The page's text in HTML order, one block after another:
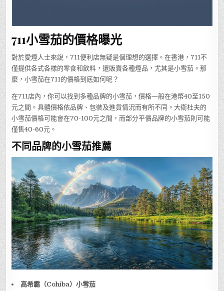
711小雪茄的價格曝光
對於愛煙人士來說，711便利店無疑是個理想的選擇。在香港，711不
僅提供各式各樣的零食和飲料，還販賣各種煙品，尤其是小雪茄。那
麼，小雪茄在711的價格到底如何呢？
在711店內，你可以找到多種品牌的小雪茄，價格一般在港幣40至150
元之間。具體價格依品牌、包裝及進貨情況而有所不同。大衛杜夫的
小雪茄價格可能會在70-100元之間，而部分平價品牌的小雪茄則可能
僅售40-60元。
不同品牌的小雪茄推薦
高希霸（Cohiba）小雪茄